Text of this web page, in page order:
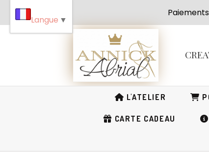
L'ATELIER
CARTE CADEAU
Langue ▼